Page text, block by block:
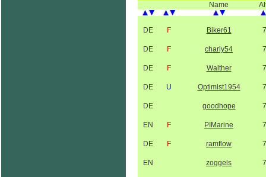
Name
DE F Biker61
DE F charly54
DE F Walther
DE U Optimist1954
DE goodhope
EN F PIMarine
DE F ramflow
EN zoggels